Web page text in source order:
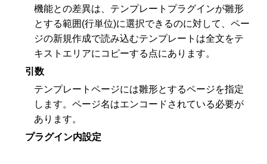
機能との差異は、テンプレートプラグインが雛形
とする範囲(行単位)に選択できるのに対して、ペー
ジの新規作成で読み込むテンプレートは全文をテ
キストエリアにコピーする点にあります。
引数
テンプレートページには雛形とするページを指定
します。ページ名はエンコードされている必要が
あります。
プラグイン内設定